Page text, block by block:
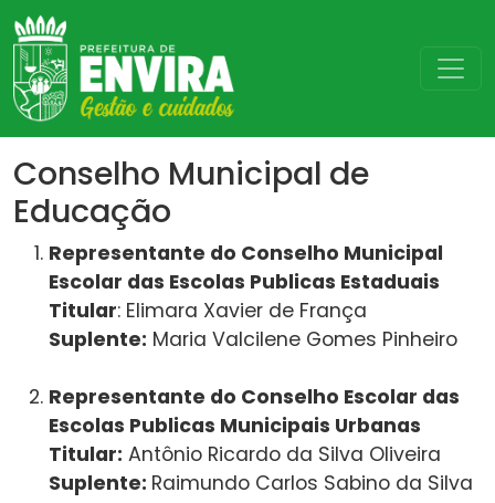
Conselho Municipal de
Educação
Representante do Conselho Municipal
Escolar das Escolas Publicas Estaduais
Titular: Elimara Xavier de França
Suplente: Maria Valcilene Gomes Pinheiro
Representante do Conselho Escolar das
Escolas Publicas Municipais Urbanas
Titular: Antônio Ricardo da Silva Oliveira
Suplente: Raimundo Carlos Sabino da Silva